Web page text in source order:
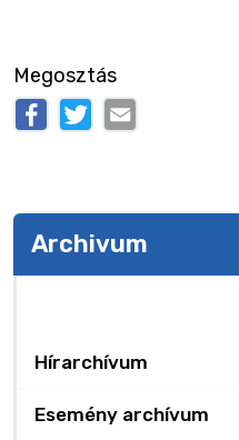
Megosztás
Archivum
Hírarchívum
Esemény archívum